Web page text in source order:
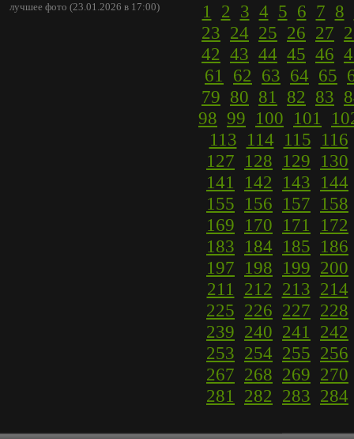
лучшее фото (23.01.2026 в 17:00) 1 2 3 4 5 6 7 8
23 24 25 26 27
42 43 44 45 46
61
62 63 64 65
79 80 81 82 83
98 99 100 101
113 114 115 116
127 128 129 130
141
142 143 144
155 156 157 158
169 170 171
172
183 184 185 186
197 198 199 200
211
212 213 214
225 226 227 228
239 240 241
242
253 254 255 256
267 268 269 270
281
282 283 284